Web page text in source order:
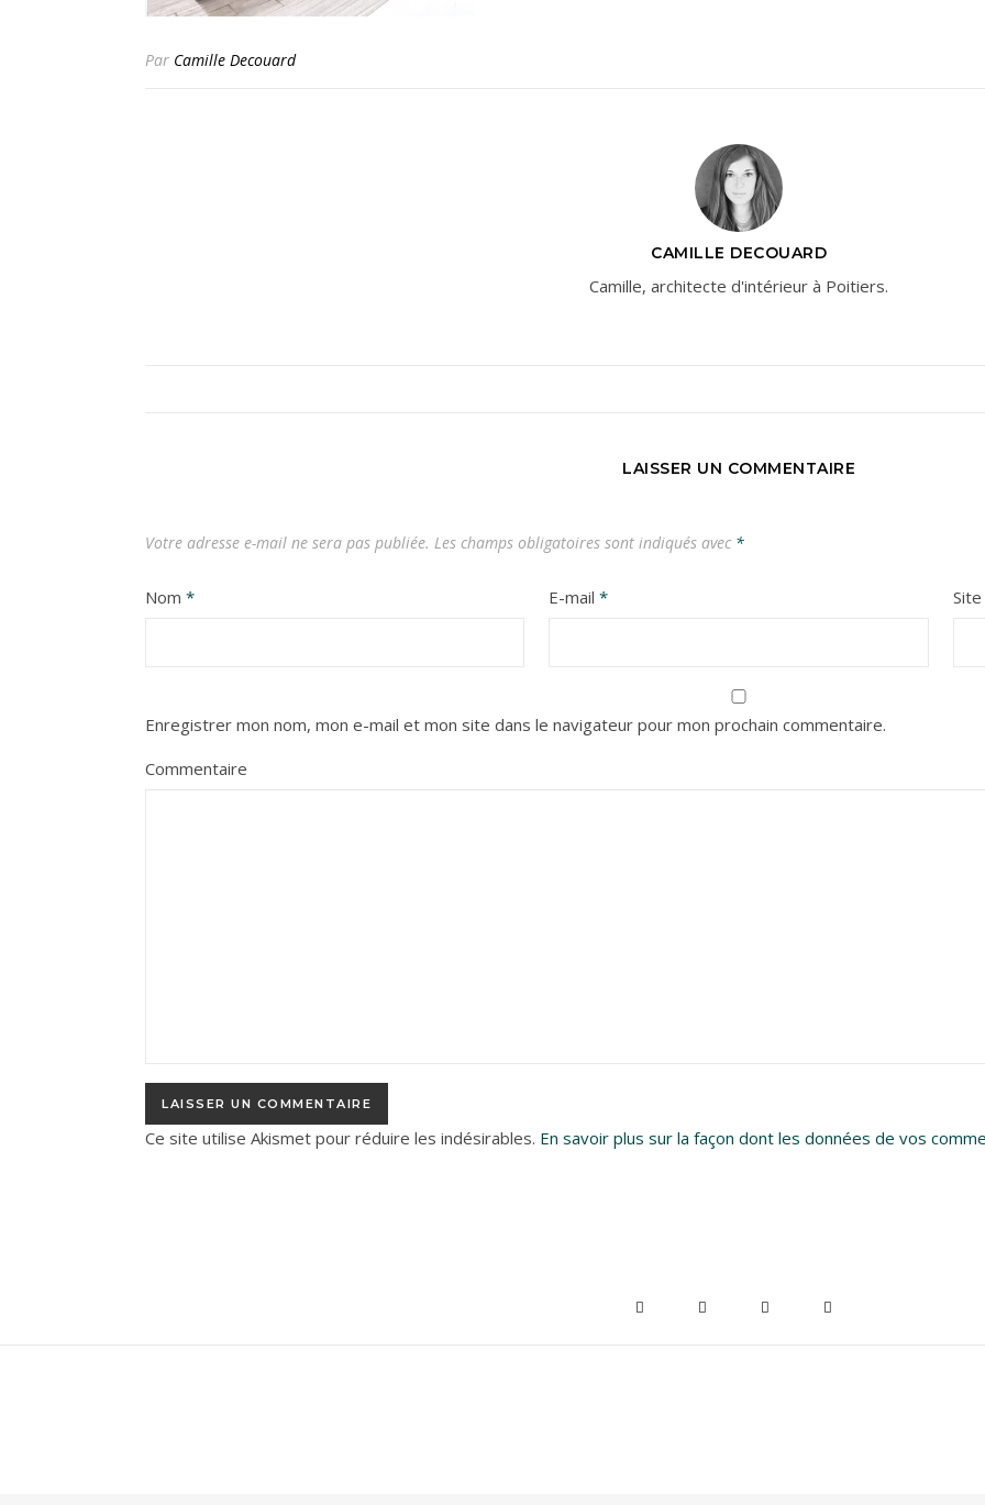
Par Camille Decouard
CAMILLE DECOUARD
Camille, architecte d'intérieur à Poitiers.
LAISSER UN COMMENTAIRE
Votre adresse e-mail ne sera pas publiée. Les champs obligatoires sont indiqués avec *
Nom * E-mail*
Enregistrer mon nom, mon e-mail et mon site dans le navigateur pour mon prochain commentaire.
Commentaire
Ce site utilise Akismet pour réduire les indésirables. En savoir plus sur la façon dont les données de vos